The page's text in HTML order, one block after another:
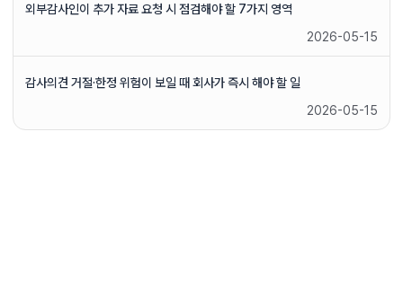
외부감사인이 추가 자료 요청 시 점검해야 할 7가지 영역
2026-05-15
감사의견 거절·한정 위험이 보일 때 회사가 즉시 해야 할 일
2026-05-15